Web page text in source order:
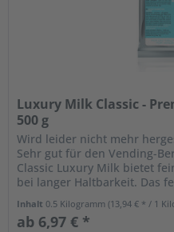
Luxury Milk Classic -
500 g
Wird leider nicht mehr
Sehr gut für den Vending-
Classic Luxury Milk bietet
bei langer Haltbarkeit. Das
Inhalt 0.5 Kilogramm(13,94 € * / 1
ab 6,97 € *